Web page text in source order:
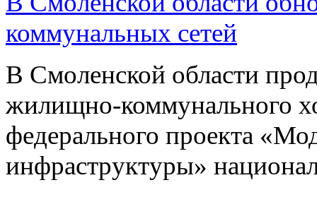
коммунальных сетей
В Смоленской области
жилищно-коммунального
федерального проекта
инфраструктуры»